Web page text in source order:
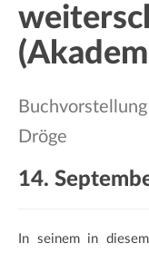
Dröge
14.
In seinem in